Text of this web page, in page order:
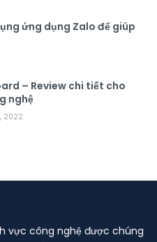
ứng dụng Zalo để giúp
– Review chi tiết cho
nghệ
2022
vực công nghệ được chúng